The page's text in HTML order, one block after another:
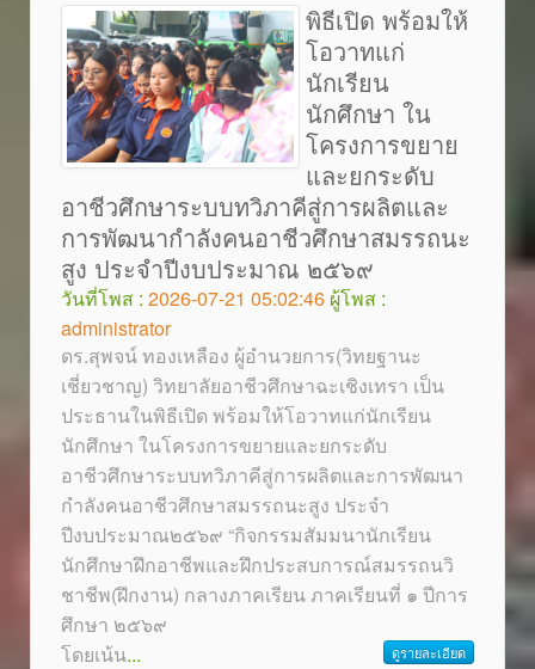
พิธีเปิด พร้อมให้
โอวาทแก่
นักเรียน
นักศึกษา ใน
โครงการขยาย
และยกระดับ
อาชีวศึกษาระบบทวิภาคีสู่การผลิตและ
การพัฒนากำลังคนอาชีวศึกษาสมรรถนะ
สูง ประจำปีงบประมาณ ๒๕๖๙
วันที่โพส : 2026-07-21 05:02:46 ผู้โพส :
administrator
ดร.สุพจน์ ทองเหลือง ผู้อำนวยการ(วิทยฐานะ
เชี่ยวชาญ) วิทยาลัยอาชีวศึกษาฉะเชิงเทรา เป็น
ประธานในพิธีเปิด พร้อมให้โอวาทแก่นักเรียน
นักศึกษา ในโครงการขยายและยกระดับ
อาชีวศึกษาระบบทวิภาคีสู่การผลิตและการพัฒนา
กำลังคนอาชีวศึกษาสมรรถนะสูง ประจำ
ปีงบประมาณ๒๕๖๙ “กิจกรรมสัมมนานักเรียน
นักศึกษาฝึกอาชีพและฝึกประสบการณ์สมรรถนวิ
ชาชีพ(ฝึกงาน) กลางภาคเรียน ภาคเรียนที่ ๑ ปีการ
ศึกษา ๒๕๖๙
โดยเน้น... ดูรายละเอียด